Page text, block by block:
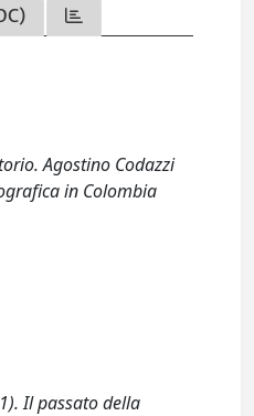
Agostino Codazzi
in Colombia
Il passato della